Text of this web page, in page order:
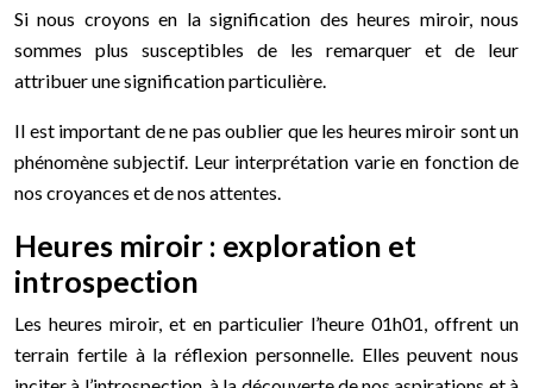
Si nous croyons en la signification des heures miroir, nous
sommes plus susceptibles de les remarquer et de leur
attribuer une signification particulière.
Il est important de ne pas oublier que les heures miroir sont un
phénomène subjectif. Leur interprétation varie en fonction de
nos croyances et de nos attentes.
Heures miroir : exploration et
introspection
Les heures miroir, et en particulier l’heure 01h01, offrent un
terrain fertile à la réflexion personnelle. Elles peuvent nous